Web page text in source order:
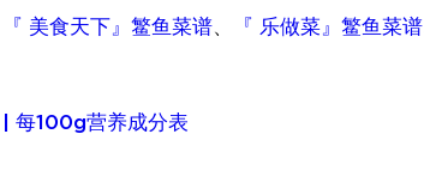
『 美食天下』鳘鱼菜谱、 『 乐做菜』鳘鱼菜谱
| 每100g营养成分表